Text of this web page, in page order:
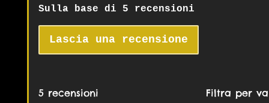
Sulla base di 5 recensioni
Lascia una recensione
5 recensioni Filtra per